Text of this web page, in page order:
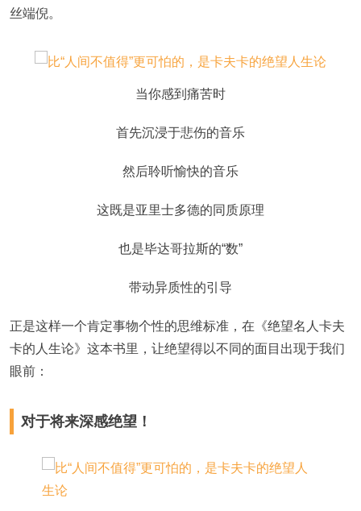
丝端倪。
当你感到痛苦时
首先沉浸于悲伤的音乐
然后聆听愉快的音乐
这既是亚里士多德的同质原理
也是毕达哥拉斯的“数”
带动异质性的引导
正是这样一个肯定事物个性的思维标准，在《绝望名人卡夫
卡的人生论》这本书里，让绝望得以不同的面目出现于我们
眼前：
对于将来深感绝望！